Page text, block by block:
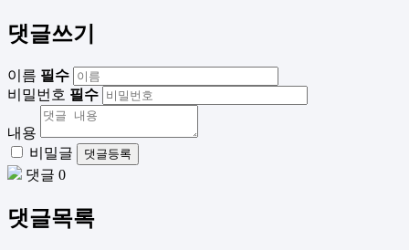
댓글쓰기
이름 필수
비밀번호 필수
내용
비밀글
댓글등록
댓글 0
댓글목록